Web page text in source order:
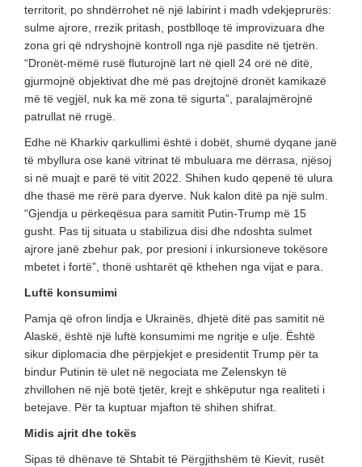
territorit, po shndërrohet në një labirint i madh vdekjeprurës:
sulme ajrore, rrezik pritash, postblloqe të improvizuara dhe
zona gri që ndryshojnë kontroll nga një pasdite në tjetrën.
“Dronët-mëmë rusë fluturojnë lart në qiell 24 orë në ditë,
gjurmojnë objektivat dhe më pas drejtojnë dronët kamikazë
më të vegjël, nuk ka më zona të sigurta”, paralajmërojnë
patrullat në rrugë.
Edhe në Kharkiv qarkullimi është i dobët, shumë dyqane janë
të mbyllura ose kanë vitrinat të mbuluara me dërrasa, njësoj
si në muajt e parë të vitit 2022. Shihen kudo qepenë të ulura
dhe thasë me rërë para dyerve. Nuk kalon ditë pa një sulm.
“Gjendja u përkeqësua para samitit Putin-Trump më 15
gusht. Pas tij situata u stabilizua disi dhe ndoshta sulmet
ajrore janë zbehur pak, por presioni i inkursioneve tokësore
mbetet i fortë”, thonë ushtarët që kthehen nga vijat e para.
Luftë konsumimi
Pamja që ofron lindja e Ukrainës, dhjetë ditë pas samitit në
Alaskë, është një luftë konsumimi me ngritje e ulje. Është
sikur diplomacia dhe përpjekjet e presidentit Trump për ta
bindur Putinin të ulet në negociata me Zelenskyn të
zhvillohen në një botë tjetër, krejt e shkëputur nga realiteti i
betejave. Për ta kuptuar mjafton të shihen shifrat.
Midis ajrit dhe tokës
Sipas të dhënave të Shtabit të Përgjithshëm të Kievit, rusët